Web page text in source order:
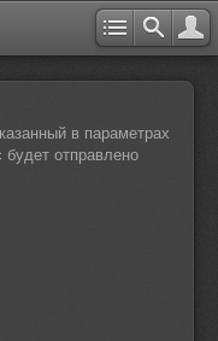
в параметрах
будет отправлено